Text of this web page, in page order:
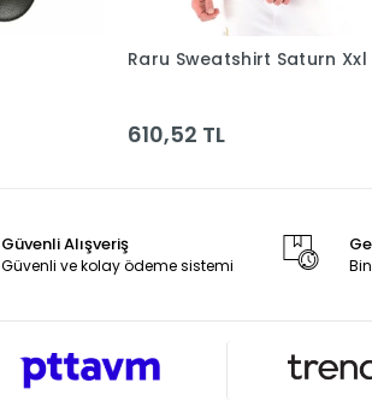
Sepete Ekle
Raru Sweatshirt Saturn Xxl
610,52 TL
Güvenli Alışveriş
Güvenli ve kolay ödeme sistemi